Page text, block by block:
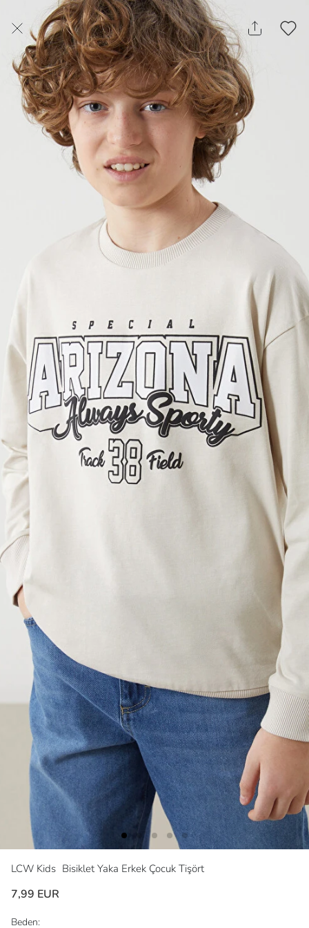
LCW Kids Bisiklet Yaka Erkek Çocuk Tişört
7,99 EUR
Beden: